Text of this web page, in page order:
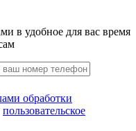
в удобное для вас время
обработки
пользовательское